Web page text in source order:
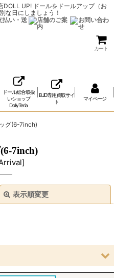
UP! ドールをドールアップ（お
な日にしましょう！
カート
ドール総合取扱
いショップ
DollyTeria
BJD専用買取サイ
ト
マイページ
グ(6-7inch)
7inch)
]
表示順変更